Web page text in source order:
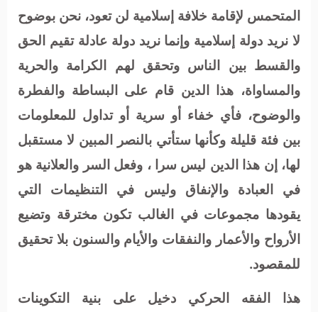
المتحمس لإقامة خلافة إسلامية لن تعود، نحن بوضوح
لا نريد دولة إسلامية وإنما نريد دولة عادلة تقيم الحق
والقسط بين الناس وتحقق لهم الكرامة والحرية
والمساواة، هذا الدين قام على البساطة والفطرة
والوضوح، فأي خفاء أو سرية أو تداول للمعلومات
بين فئة قليلة وكأنها ستأتي بالنصر المبين لا مستقبل
لها، إن هذا الدين ليس سرا ، وفعل السر والعلانية هو
في العبادة والإنفاق وليس في التنظيمات التي
يقودها مجموعات في الغالب تكون مخترقة وتضيع
الأرواح والأعمار والنفقات والأيام والسنون بلا تحقيق
للمقصود.
هذا الفقه الحركي دخيل على بنية التكوينات